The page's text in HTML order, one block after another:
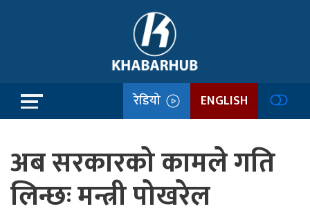
रेडियो ENGLISH
अब सरकारको कामले गति
लिन्छः मन्त्री पोखरेल